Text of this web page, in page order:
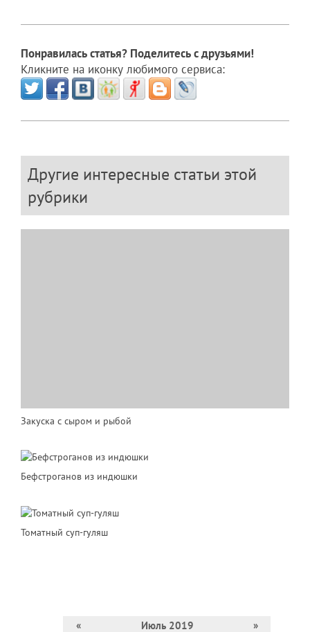
Понравилась статья? Поделитесь с друзьями!
Кликните на иконку любимого сервиса:
Другие интересные статьи этой
рубрики
Закуска с сыром и рыбой
Бефстроганов из индюшки
Томатный суп-гуляш
« Июль 2019 »